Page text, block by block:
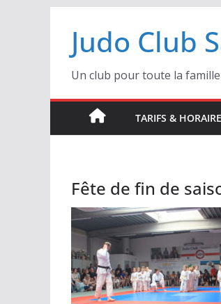
contenu
Judo Club
Un club pour toute la famille
TARIFS &
Fête de fin de